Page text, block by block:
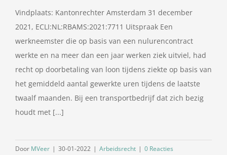
Vindplaats: Kantonrechter Amsterdam 31 december
2021, ECLI:NL:RBAMS:2021:7711 Uitspraak Een
werkneemster die op basis van een nulurencontract
werkte en na meer dan een jaar werken ziek uitviel, had
recht op doorbetaling van loon tijdens ziekte op basis van
het gemiddeld aantal gewerkte uren tijdens de laatste
twaalf maanden. Bij een transportbedrijf dat zich bezig
houdt met [...]
Door MVeer | 30-01-2022 | Arbeidsrecht | 0 Reacties